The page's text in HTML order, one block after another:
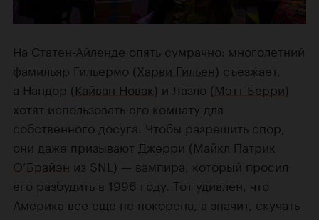
На Статен-Айленде опять сумрачно: многолетний
фамильяр Гильермо (Харви Гильен) съезжает,
а Нандор (Кайван Новак) и Лазло (Мэтт Берри)
хотят использовать его комнату для
собственного досуга. Чтобы разрешить спор,
они даже призывают Джерри (Майкл Патрик
О’Брайэн из SNL) — вампира, который просил
его разбудить в 1996 году. Тот удивлен, что
Америка все еще не покорена, а значит, скучать